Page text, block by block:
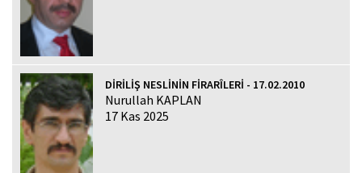
DİRİLİŞ NESLİNİN FİRARÎLERİ - 17.02.2010
Nurullah KAPLAN
17 Kas 2025